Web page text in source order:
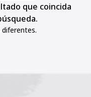
que coincida